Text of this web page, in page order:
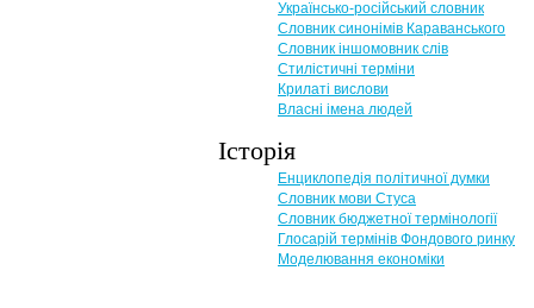
Українсько-російський словник
Словник синонімів Караванського
Словник іншомовник слів
Стилістичні терміни
Крилаті вислови
Власні імена людей
Історія
Енциклопедія політичної думки
Словник мови Стуса
Словник бюджетної термінології
Глосарій термінів Фондового ринку
Моделювання економіки